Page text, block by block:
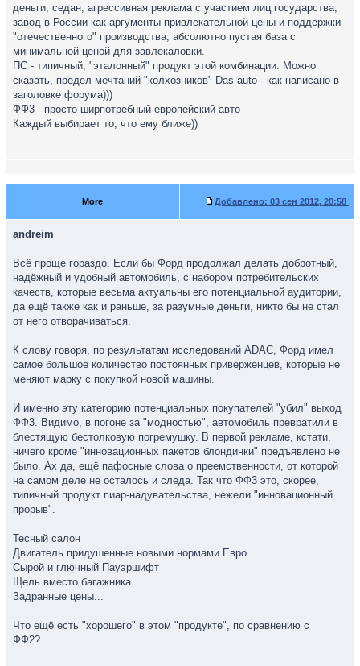
деньги, седан, агрессивная реклама с участием лиц государства,
завод в России как аргументы привлекательной цены и поддержки
"отечественного" производства, абсолютно пустая база с
минимальной ценой для завлекаловки.
ПС - типичный, "эталонный" продукт этой комбинации. Можно
сказать, предел мечтаний "колхозников" Das auto - как написано в
заголовке форума)))
ФФ3 - просто ширпотребный европейский авто
Каждый выбирает то, что ему ближе))
More Добавлено: 03 сен 2012, 20:58
andreim
Всё проще гораздо. Если бы Форд продолжал делать добротный,
надёжный и удобный автомобиль, с набором потребительских
качеств, которые весьма актуальны его потенциальной аудитории,
да ещё также как и раньше, за разумные деньги, никто бы не стал
от него отворачиваться.
К слову говоря, по результатам исследований ADAC, Форд имел
самое большое количество постоянных приверженцев, которые не
меняют марку с покупкой новой машины.
И именно эту категорию потенциальных покупателей "убил" выход
ФФ3. Видимо, в погоне за "модностью", автомобиль превратили в
блестящую бестолковую погремушку. В первой рекламе, кстати,
ничего кроме "инновационных пакетов блондинки" предъявлено не
было. Ах да, ещё пафосные слова о преемственности, от которой
на самом деле не осталось и следа. Так что ФФ3 это, скорее,
типичный продукт пиар-надувательства, нежели "инновационный
прорыв".
Тесный салон
Двигатель придушенные новыми нормами Евро
Сырой и глючный Пауэршифт
Щель вместо багажника
Задранные цены...
Что ещё есть "хорошего" в этом "продукте", по сравнению с
ФФ2?...